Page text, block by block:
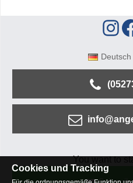
Deutsch
You want to
Cookies und Tracking